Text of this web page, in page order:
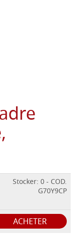
Stocker: 0 - COD.
G70Y9CP
ACHETER